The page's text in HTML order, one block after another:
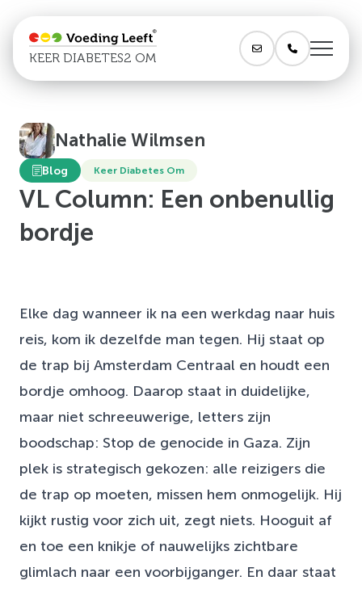
KEER DIABETES2 OM
Nathalie Wilmsen
Blog Keer Diabetes Om
VL Column: Een onbenullig
bordje
Elke dag wanneer ik na een werkdag naar huis
reis, kom ik dezelfde man tegen. Hij staat op
de trap bij Amsterdam Centraal en houdt een
bordje omhoog. Daarop staat in duidelijke,
maar niet schreeuwerige, letters zijn
boodschap: Stop de genocide in Gaza. Zijn
plek is strategisch gekozen: alle reizigers die
de trap op moeten, missen hem onmogelijk. Hij
kijkt rustig voor zich uit, zegt niets. Hooguit af
en toe een knikje of nauwelijks zichtbare
glimlach naar een voorbijganger. En daar staat